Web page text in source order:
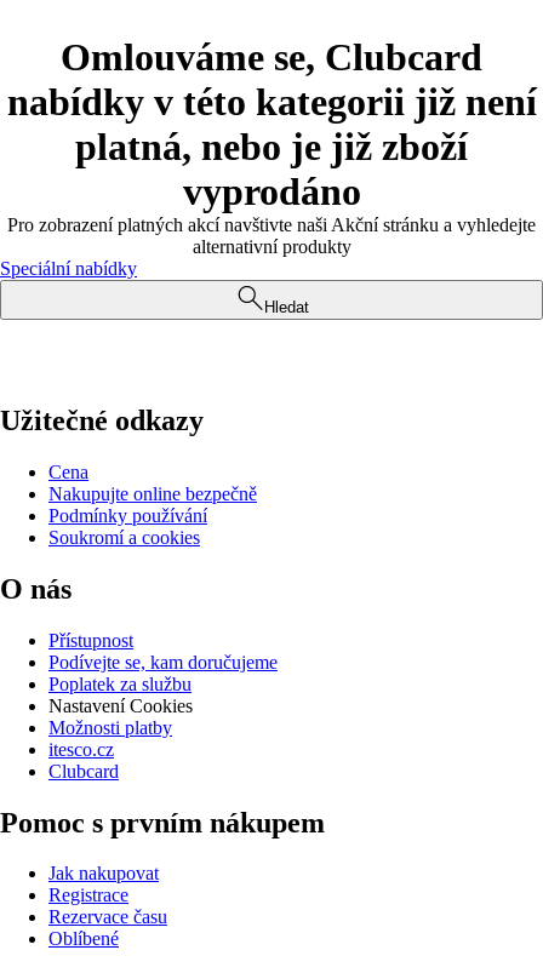
Omlouváme se, Clubcard
nabídky v této kategorii již není
platná, nebo je již zboží
vyprodáno
Pro zobrazení platných akcí navštivte naši Akční stránku a vyhledejte
alternativní produkty
Speciální nabídky
Hledat
Užitečné odkazy
Cena
Nakupujte online bezpečně
Podmínky používání
Soukromí a cookies
O nás
Přístupnost
Podívejte se, kam doručujeme
Poplatek za službu
Nastavení Cookies
Možnosti platby
itesco.cz
Clubcard
Pomoc s prvním nákupem
Jak nakupovat
Registrace
Rezervace času
Oblíbené